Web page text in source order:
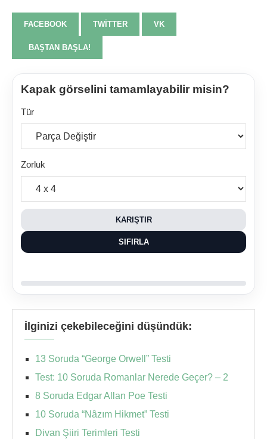
FACEBOOK TWITTER VK
BAŞTAN BAŞLA!
Kapak görselini tamamlayabilir misin?
Tür
Zorluk
KARIŞTIR
SIFIRLA
İlginizi çekebileceğini düşündük:
13 Soruda “George Orwell” Testi
Test: 10 Soruda Romanlar Nerede Geçer? – 2
8 Soruda Edgar Allan Poe Testi
10 Soruda “Nâzım Hikmet” Testi
Divan Şiiri Terimleri Testi